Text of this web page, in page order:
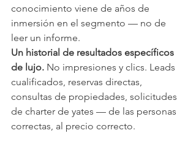
conocimiento viene de años de
inmersión en el segmento — no de
leer un informe.
Un historial de resultados específicos
de lujo. No impresiones y clics. Leads
cualificados, reservas directas,
consultas de propiedades, solicitudes
de charter de yates — de las personas
correctas, al precio correcto.